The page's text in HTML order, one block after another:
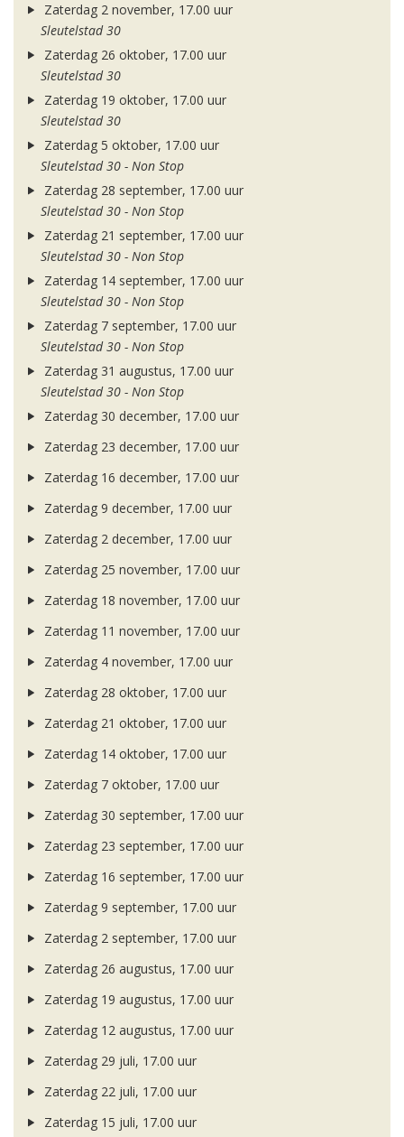
Zaterdag 2 november, 17.00 uur
Sleutelstad 30
Zaterdag 26 oktober, 17.00 uur
Sleutelstad 30
Zaterdag 19 oktober, 17.00 uur
Sleutelstad 30
Zaterdag 5 oktober, 17.00 uur
Sleutelstad 30 - Non Stop
Zaterdag 28 september, 17.00 uur
Sleutelstad 30 - Non Stop
Zaterdag 21 september, 17.00 uur
Sleutelstad 30 - Non Stop
Zaterdag 14 september, 17.00 uur
Sleutelstad 30 - Non Stop
Zaterdag 7 september, 17.00 uur
Sleutelstad 30 - Non Stop
Zaterdag 31 augustus, 17.00 uur
Sleutelstad 30 - Non Stop
Zaterdag 30 december, 17.00 uur
Zaterdag 23 december, 17.00 uur
Zaterdag 16 december, 17.00 uur
Zaterdag 9 december, 17.00 uur
Zaterdag 2 december, 17.00 uur
Zaterdag 25 november, 17.00 uur
Zaterdag 18 november, 17.00 uur
Zaterdag 11 november, 17.00 uur
Zaterdag 4 november, 17.00 uur
Zaterdag 28 oktober, 17.00 uur
Zaterdag 21 oktober, 17.00 uur
Zaterdag 14 oktober, 17.00 uur
Zaterdag 7 oktober, 17.00 uur
Zaterdag 30 september, 17.00 uur
Zaterdag 23 september, 17.00 uur
Zaterdag 16 september, 17.00 uur
Zaterdag 9 september, 17.00 uur
Zaterdag 2 september, 17.00 uur
Zaterdag 26 augustus, 17.00 uur
Zaterdag 19 augustus, 17.00 uur
Zaterdag 12 augustus, 17.00 uur
Zaterdag 29 juli, 17.00 uur
Zaterdag 22 juli, 17.00 uur
Zaterdag 15 juli, 17.00 uur